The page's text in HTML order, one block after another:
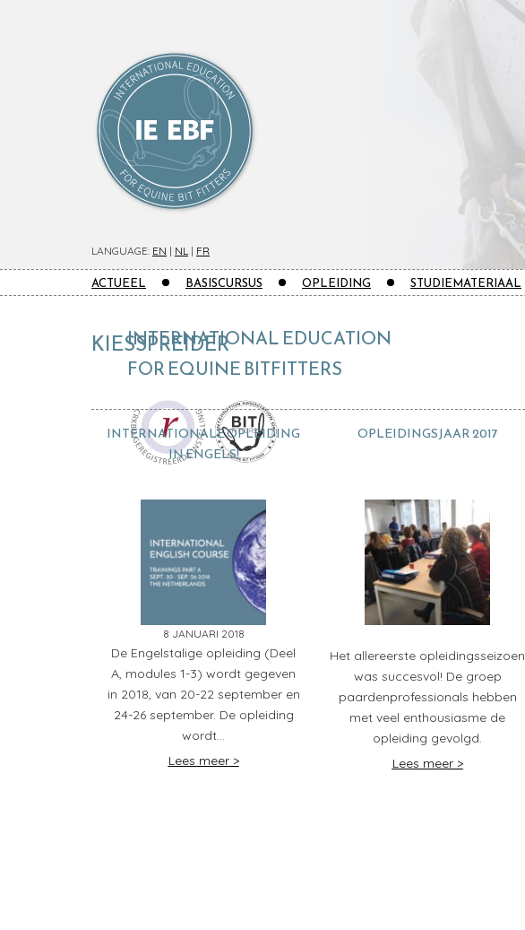
INTERNATIONAL EDUCATION
FOR EQUINE BITFITTERS
LANGUAGE: EN | NL | FR
ACTUEEL BASISCURSUS OPLEIDING STUDIEMATERIAAL
KIESSPREIDER
INTERNATIONALE OPLEIDING
IN ENGELS!
8 JANUARI 2018
De Engelstalige opleiding (Deel
A, modules 1-3) wordt gegeven
in 2018, van 20-22 september en
24-26 september. De opleiding
wordt…
Lees meer >
OPLEIDINGSJAAR 2017
Het allereerste opleidingsseizoen
was succesvol! De groep
paardenprofessionals hebben
met veel enthousiasme de
opleiding gevolgd.
Lees meer >